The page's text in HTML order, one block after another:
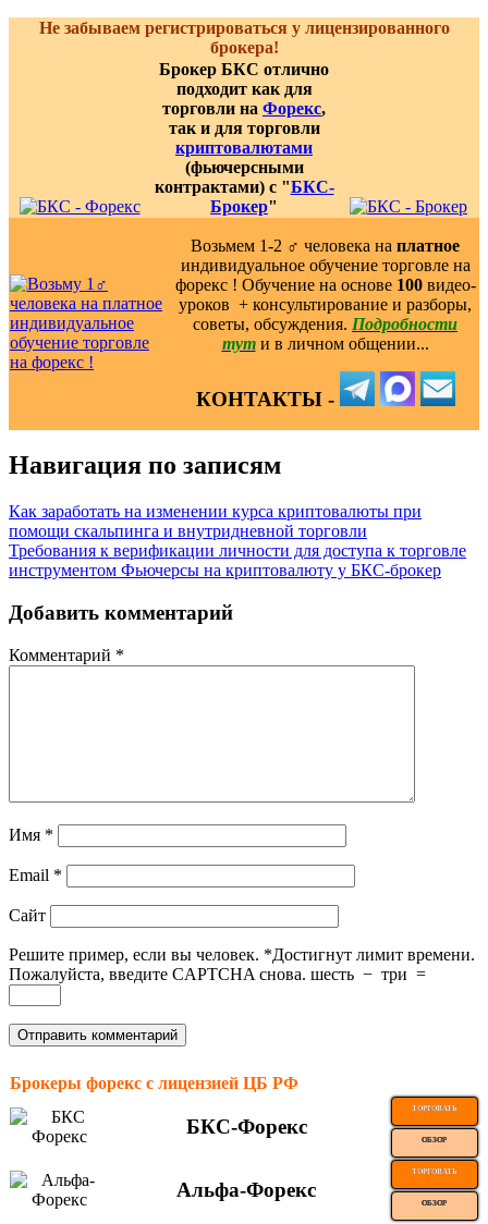
Не забываем регистрироваться у лицензированного
брокера!
Брокер БКС отлично
подходит как для
торговли на Форекс,
так и для торговли
криптовалютами
(фьючерсными
контрактами) с "БКС-
Брокер"
Возьмем 1-2 ‍♂️ человека на платное
индивидуальное обучение торговле на
форекс ! Обучение на основе 100видео-
уроков ️ + консультирование и разборы,
советы, обсуждения. Подробности
тут и в личном общении...
КОНТАКТЫ -
Навигация по записям
Как заработать на изменении курса криптовалюты при
помощи скальпинга и внутридневной торговли
Требования к верификации личности для доступа к торговле
инструментом Фьючерсы на криптовалюту у БКС-брокер
Добавить комментарий
Комментарий *
Имя *
Email *
Сайт
Решите пример, если вы человек. *Достигнут лимит времени.
Пожалуйста, введите CAPTCHA снова. шесть − три =
Брокеры форекс с лицензией ЦБ РФ
БКС-Форекс
ТОРГОВАТЬ
ОБЗОР
Альфа-Форекс
ТОРГОВАТЬ
ОБЗОР